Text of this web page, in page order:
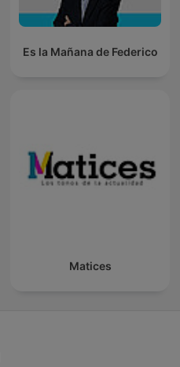
Es la Mañana de Federico
Matices